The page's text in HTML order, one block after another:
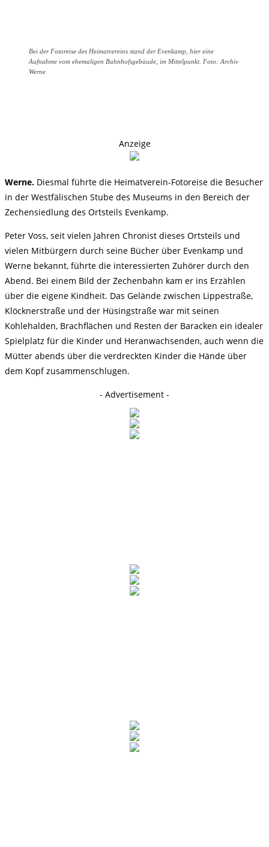
Bei der Fotoreise des Heimatvereins stand der Evenkamp, hier eine
Aufnahme vom ehemaligen Bahnhofsgebäude, im Mittelpunkt. Foto: Archiv
Werne
Anzeige
Werne. Diesmal führte die Heimatverein-Fotoreise die Besucher
in der Westfälischen Stube des Museums in den Bereich der
Zechensiedlung des Ortsteils Evenkamp.
Peter Voss, seit vielen Jahren Chronist dieses Ortsteils und
vielen Mitbürgern durch seine Bücher über Evenkamp und
Werne bekannt, führte die interessierten Zuhörer durch den
Abend. Bei einem Bild der Zechenbahn kam er ins Erzählen
über die eigene Kindheit. Das Gelände zwischen Lippestraße,
Klöcknerstraße und der Hüsingstraße war mit seinen
Kohlehalden, Brachflächen und Resten der Baracken ein idealer
Spielplatz für die Kinder und Heranwachsenden, auch wenn die
Mütter abends über die verdreckten Kinder die Hände über
dem Kopf zusammenschlugen.
- Advertisement -